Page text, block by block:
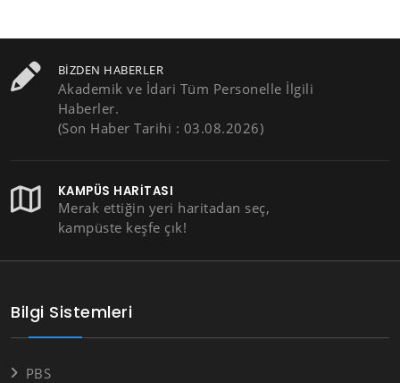
BIZDEN HABERLER
Akademik ve İdari Tüm Personelle İlgili
Haberler.
(Son Haber Tarihi : 03.08.2026)
KAMPÜS HARITASI
Merak ettiğin yeri haritadan seç,
kampüste keşfe çık!
Bilgi Sistemleri
PBS